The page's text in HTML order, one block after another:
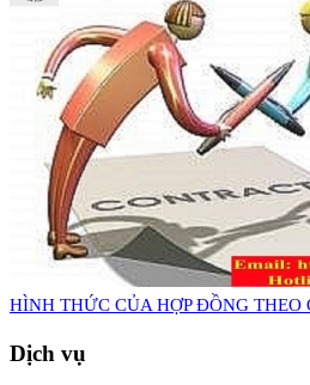
​HÌNH THỨC CỦA HỢP ĐỒNG
Dịch vụ